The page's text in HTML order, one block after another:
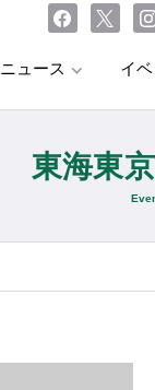
ニュース イ
東海東